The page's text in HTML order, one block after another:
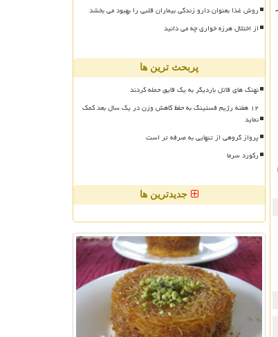
روش غذا بعنوان دارو زندگی بیماران قلبی را بهبود می بخشد
از اختلال هرزه خواری چه می دانید
پربحث ترین ها
نهنگ های قاتل باردیگر به یک قایق حمله کردند
۱۲ هفته رژیم فستینگ به حفظ کاهش وزن در یک سال بعد کمک
نماید
پرواز گروهی از تنهایی به صرفه تر است
رکورد سرما
جدیدترین ها